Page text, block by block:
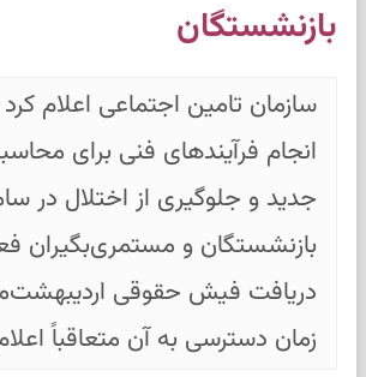
بازنشستگان
سازمان تامین اجتماعی اعلام
انجام فرآیند‌های فنی برای
جدید و جلوگیری از اختلال در
بازنشستگان و مستمری‌بگیران
دریافت فیش حقوقی
زمان دسترسی به آن متعاقباً